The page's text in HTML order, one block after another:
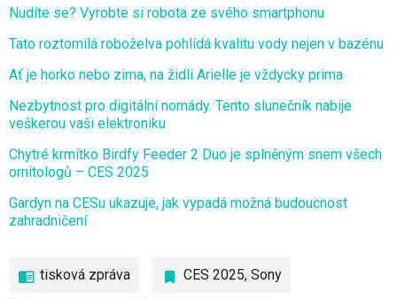
tisková zpráva CES 2025, Sony
Nudíte se? Vyrobte si robota ze svého smartphonu
Tato roztomilá roboželva pohlídá kvalitu vody nejen v bazénu
Ať je horko nebo zima, na židli Arielle je vždycky prima
Nezbytnost pro digitální nomády. Tento slunečník nabije
veškerou vaši elektroniku
Chytré krmítko Birdfy Feeder 2 Duo je splněným snem všech
ornitologů – CES 2025
Gardyn na CESu ukazuje, jak vypadá možná budoucnost
zahradničení